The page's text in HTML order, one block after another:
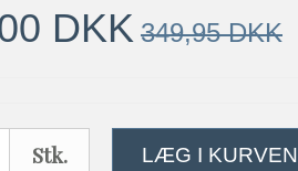
DKK 349,95 DKK
Stk. LÆG I KURVEN